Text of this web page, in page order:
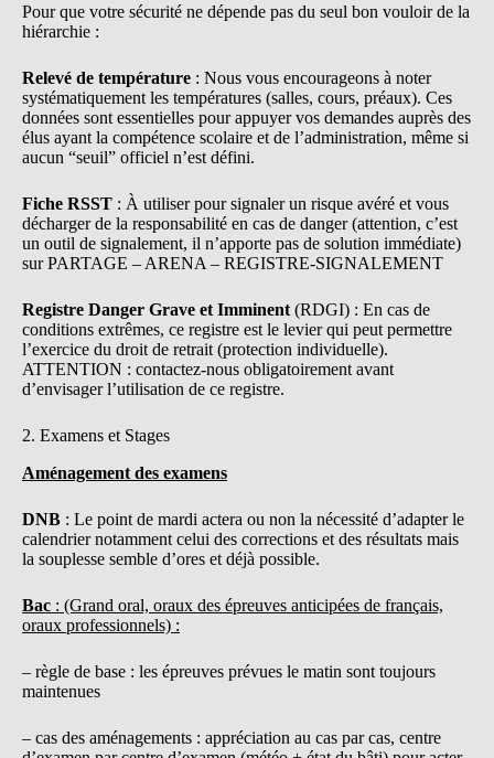
Pour que votre sécurité ne dépende pas du seul bon vouloir de la
hiérarchie :
Relevé de température : Nous vous encourageons à noter
systématiquement les températures (salles, cours, préaux). Ces
données sont essentielles pour appuyer vos demandes auprès des
élus ayant la compétence scolaire et de l’administration, même si
aucun “seuil” officiel n’est défini.
Fiche RSST : À utiliser pour signaler un risque avéré et vous
décharger de la responsabilité en cas de danger (attention, c’est
un outil de signalement, il n’apporte pas de solution immédiate)
sur PARTAGE – ARENA – REGISTRE-SIGNALEMENT
Registre Danger Grave et Imminent (RDGI) : En cas de
conditions extrêmes, ce registre est le levier qui peut permettre
l’exercice du droit de retrait (protection individuelle).
ATTENTION : contactez-nous obligatoirement avant
d’envisager l’utilisation de ce registre.
2. Examens et Stages
Aménagement des examens
DNB : Le point de mardi actera ou non la nécessité d’adapter le
calendrier notamment celui des corrections et des résultats mais
la souplesse semble d’ores et déjà possible.
Bac : (Grand oral, oraux des épreuves anticipées de français,
oraux professionnels) :
– règle de base : les épreuves prévues le matin sont toujours
maintenues
– cas des aménagements : appréciation au cas par cas, centre